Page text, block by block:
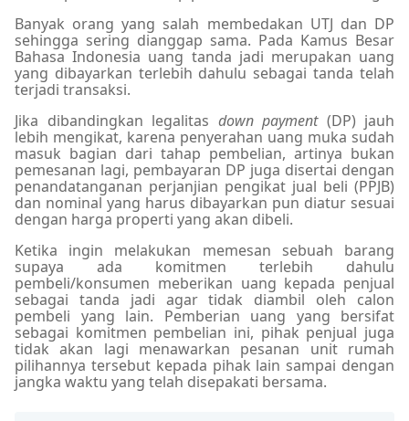
Banyak orang yang salah membedakan UTJ dan DP
sehingga sering dianggap sama. Pada Kamus Besar
Bahasa Indonesia uang tanda jadi merupakan uang
yang dibayarkan terlebih dahulu sebagai tanda telah
terjadi transaksi.
Jika dibandingkan legalitas down payment(DP) jauh
lebih mengikat, karena penyerahan uang muka sudah
masuk bagian dari tahap pembelian, artinya bukan
pemesanan lagi, pembayaran DP juga disertai dengan
penandatanganan perjanjian pengikat jual beli (PPJB)
dan nominal yang harus dibayarkan pun diatur sesuai
dengan harga properti yang akan dibeli.
Ketika ingin melakukan memesan sebuah barang
supaya ada komitmen terlebih dahulu
pembeli/konsumen meberikan uang kepada penjual
sebagai tanda jadi agar tidak diambil oleh calon
pembeli yang lain. Pemberian uang yang bersifat
sebagai komitmen pembelian ini, pihak penjual juga
tidak akan lagi menawarkan pesanan unit rumah
pilihannya tersebut kepada pihak lain sampai dengan
jangka waktu yang telah disepakati bersama.